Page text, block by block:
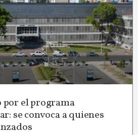
el programa
se convoca a quienes